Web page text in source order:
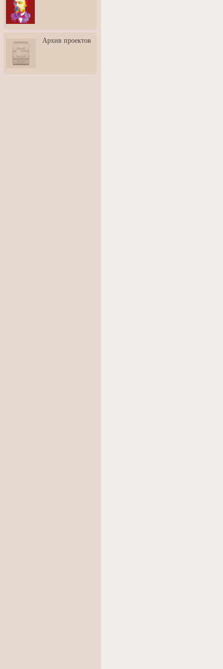
3: Обусловленности
человека и их влияние на
карьеру
скульптором Дмитрием
Тугариновым
АртБульвар в День города
Архив проектов